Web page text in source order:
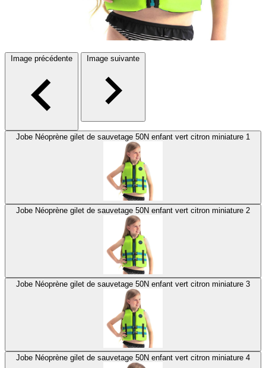
Image précédente Image suivante
Jobe Néoprène gilet de sauvetage 50N enfant vert citron miniature 1
Jobe Néoprène gilet de sauvetage 50N enfant vert citron miniature 2
Jobe Néoprène gilet de sauvetage 50N enfant vert citron miniature 3
Jobe Néoprène gilet de sauvetage 50N enfant vert citron miniature 4